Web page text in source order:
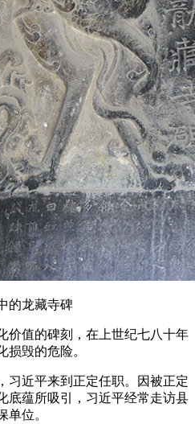
的龙藏寺碑
值的碑刻，在上世纪七八十年
损毁的危险。
近平来到正定任职。因被正定
底蕴所吸引，习近平经常走访县
单位。